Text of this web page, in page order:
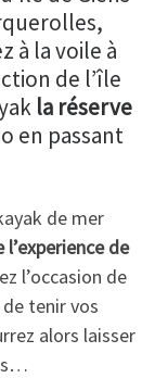
à la voile à
de l’île
la réserve
en passant
de mer
l’experience de
l’occasion de
tenir vos
alors laisser